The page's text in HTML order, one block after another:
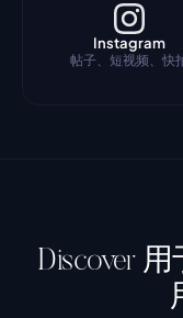
Instagram
帖子、短视频、快
Discover